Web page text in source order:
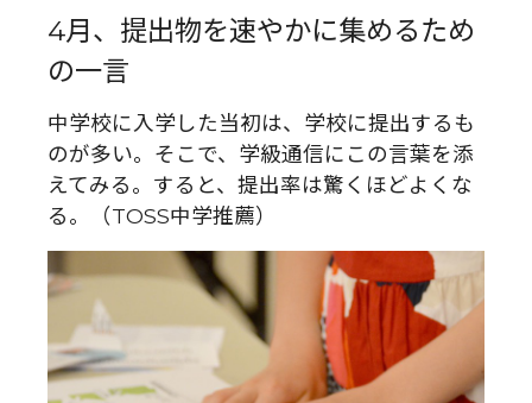
4月、提出物を速やかに集めるため
の一言
中学校に入学した当初は、学校に提出するも
のが多い。そこで、学級通信にこの言葉を添
えてみる。すると、提出率は驚くほどよくな
る。（TOSS中学推薦）